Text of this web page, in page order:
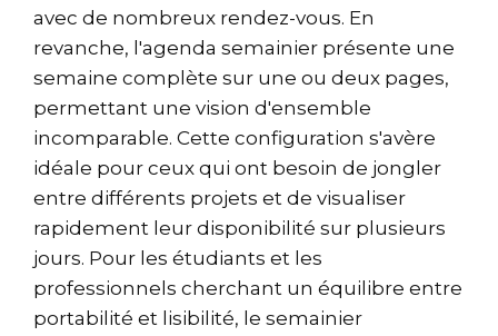
avec de nombreux rendez-vous. En
revanche, l'agenda semainier présente une
semaine complète sur une ou deux pages,
permettant une vision d'ensemble
incomparable. Cette configuration s'avère
idéale pour ceux qui ont besoin de jongler
entre différents projets et de visualiser
rapidement leur disponibilité sur plusieurs
jours. Pour les étudiants et les
professionnels cherchant un équilibre entre
portabilité et lisibilité, le semainier